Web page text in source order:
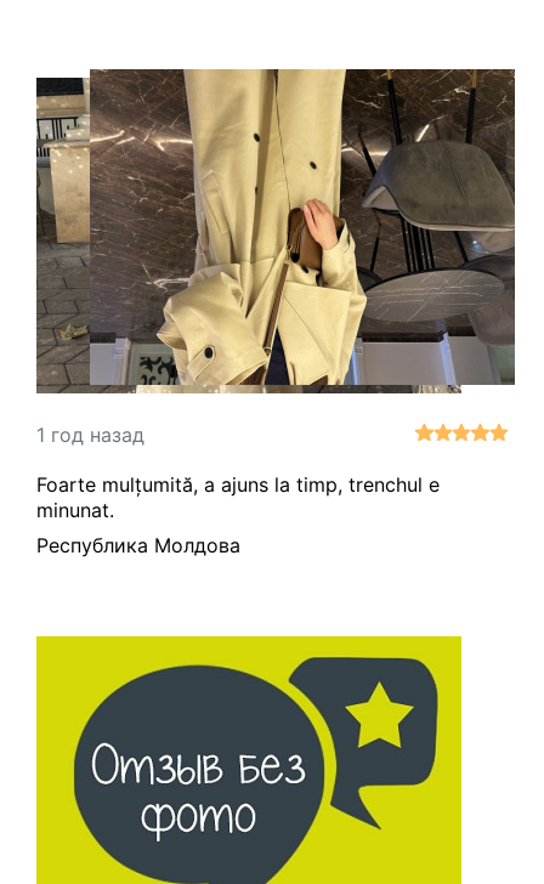
1 год назад
Foarte mulțumită, a ajuns la timp, trenchul e
minunat.
Республика Молдова